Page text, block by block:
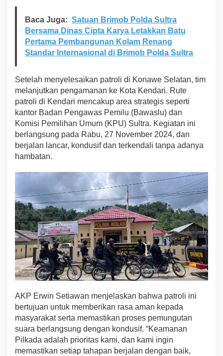
0
2
4
,
S
g
a
s
B
i
m
o
o
d
S
u
l
t
r
a
P
a
t
o
l
i
a
n
S
Baca Juga: Satuan Brimob Polda Sultra
Bersama Dinas Cipta Karya Letakkan Batu
Pertama Pembangunan Kolam Renang
Standar Internasional di Brimob Polda Sultra
Setelah menyelesaikan patroli di Konawe Selatan, tim
melanjutkan pengamanan ke Kota Kendari. Rute
patroli di Kendari mencakup area strategis seperti
kantor Badan Pengawas Pemilu (Bawaslu) dan
Komisi Pemilihan Umum (KPU) Sultra. Kegiatan ini
berlangsung pada Rabu, 27 November 2024, dan
berjalan lancar, kondusif dan terkendali tanpa adanya
hambatan.
AKP Erwin Setiawan menjelaskan bahwa patroli ini
bertujuan untuk memberikan rasa aman kepada
masyarakat serta memastikan proses pemungutan
suara berlangsung dengan kondusif. “Keamanan
Pilkada adalah prioritas kami, dan kami ingin
memastikan setiap tahapan berjalan dengan baik,